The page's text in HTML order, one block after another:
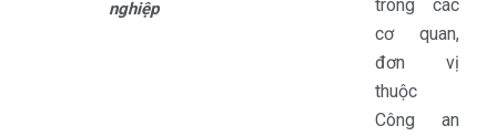
nghiệp
trong các
cơ quan,
đơn vị
thuộc
Công an